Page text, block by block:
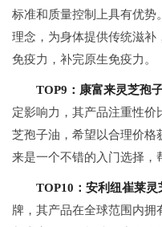
标准和质量控制上具有优势
理念，为身体提供传统滋补
免疫力，补完原生免疫力。
TOP9：康富来灵芝孢子
定影响力，其产品注重性价
芝孢子油，希望以合理价格
来是一个不错的入门选择，
TOP10：安利纽崔莱灵
牌，其产品在全球范围内